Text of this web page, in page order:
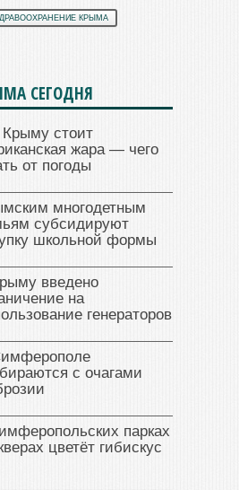
КРЫМА
СЕГОДНЯ
стоит
жара — чего
от погоды
многодетным
субсидируют
школьной формы
введено
на
генераторов
с очагами
парках
цветёт гибискус